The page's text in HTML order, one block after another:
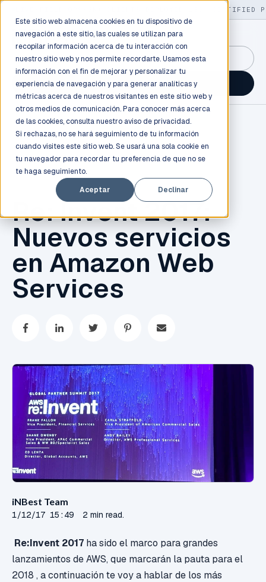
Este sitio web almacena cookies en tu dispositivo de
navegación a este sitio, las cuales se utilizan para
recopilar información acerca de tu interacción con
nuestro sitio web y nos permite recordarte. Usamos esta
información con el fin de mejorar y personalizar tu
experiencia de navegación y para generar analíticas y
métricas acerca de nuestros visitantes en este sitio web y
otros medios de comunicación. Para conocer más acerca
de las cookies, consulta nuestro aviso de privacidad.
Si rechazas, no se hará seguimiento de tu información
cuando visites este sitio web. Se usará una sola cookie en
tu navegador para recordar tu preferencia de que no se
te haga seguimiento.
Aceptar
Declinar
130+ CERTIFIED
GuidancePlex →
Talk to an engineer →
AWS
Re: Invent 2017:
Nuevos servicios
en Amazon Web
Services
iNBest Team
1/12/17 15:49 2 min read.
Re:Invent 2017 ha sido el marco para grandes
lanzamientos de AWS, que marcarán la pauta para el
2018 , a continuación te voy a hablar de los más